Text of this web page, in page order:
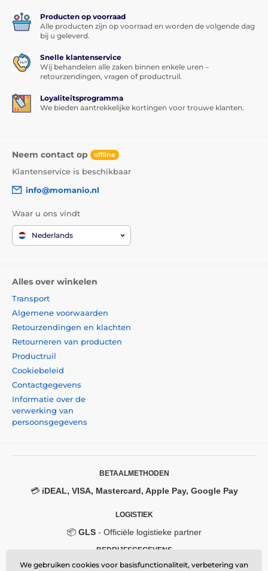
Producten op voorraad
Alle producten zijn op voorraad en worden de volgende dag
bij u geleverd.
Snelle klantenservice
Wij behandelen alle zaken binnen enkele uren –
retourzendingen, vragen of productruil.
Loyaliteitsprogramma
We bieden aantrekkelijke kortingen voor trouwe klanten.
Neem contact op offline
Klantenservice is beschikbaar
info@momanio.nl
Waar u ons vindt
Nederlands
Alles over winkelen
Transport
Algemene voorwaarden
Retourzendingen en klachten
Retourneren van producten
Productruil
Cookiebeleid
Contactgegevens
Informatie over de
verwerking van
persoonsgegevens
BETAALMETHODEN
💳 iDEAL, VISA, Mastercard, Apple Pay, Google Pay
LOGISTIEK
📦 GLS- Officiële logistieke partner
BEDRIJFSGEGEVENS
Momanio s.r.o.
We gebruiken cookies voor basisfunctionaliteit, verbetering van